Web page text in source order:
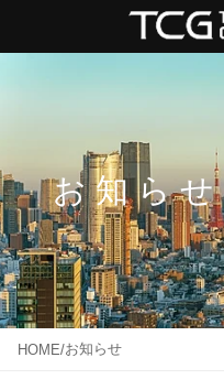
お知らせ
HOME/お知らせ